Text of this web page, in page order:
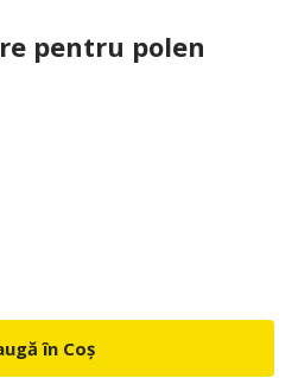
pentru polen
în Coș